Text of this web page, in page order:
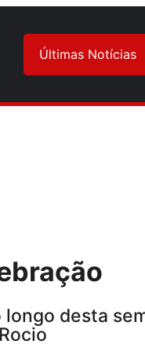
Últimas Notícias
desta